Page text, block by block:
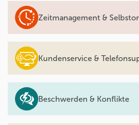
Zeitmanagement &
Kundenservice &
Beschwerden & Konflikte